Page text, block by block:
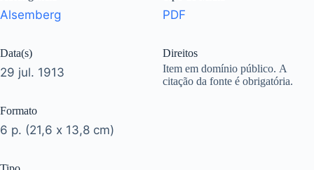
Alsemberg
Data(s)
29 jul. 1913
Formato
6 p. (21,6 x 13,8 cm)
PDF
Direitos
Item em domínio público. A
citação da fonte é obrigatória.